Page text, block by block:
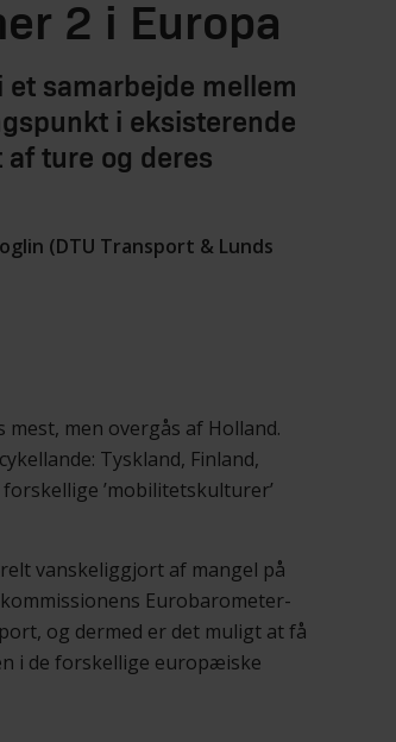
2 i Europa
samarbejde mellem
i eksisterende
ture og deres
(DTU Transport & Lunds
men overgås af Holland.
Tyskland, Finland,
’mobilitetskulturer’
vanskeliggjort af mangel på
Eurobarometer-
og dermed er det muligt at få
i de forskellige europæiske